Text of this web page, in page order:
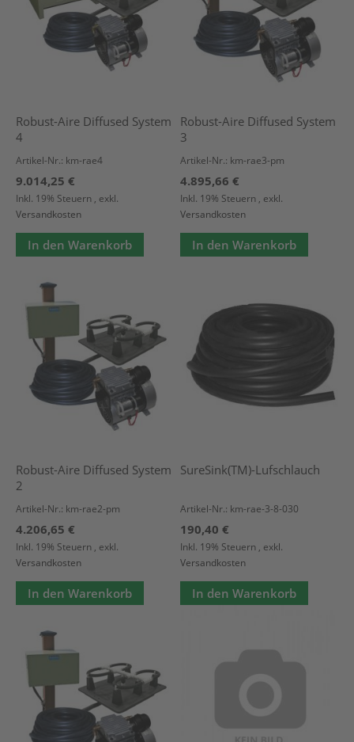
Robust-Aire Diffused System
4
Artikel-Nr.: km-rae4
9.014,25 €
Inkl. 19% Steuern , exkl.
Versandkosten
In den Warenkorb
Robust-Aire Diffused System
3
Artikel-Nr.: km-rae3-pm
4.895,66 €
Inkl. 19% Steuern , exkl.
Versandkosten
In den Warenkorb
Robust-Aire Diffused System
2
Artikel-Nr.: km-rae2-pm
4.206,65 €
Inkl. 19% Steuern , exkl.
Versandkosten
In den Warenkorb
SureSink(TM)-Lufschlauch
Artikel-Nr.: km-rae-3-8-030
190,40 €
Inkl. 19% Steuern , exkl.
Versandkosten
In den Warenkorb